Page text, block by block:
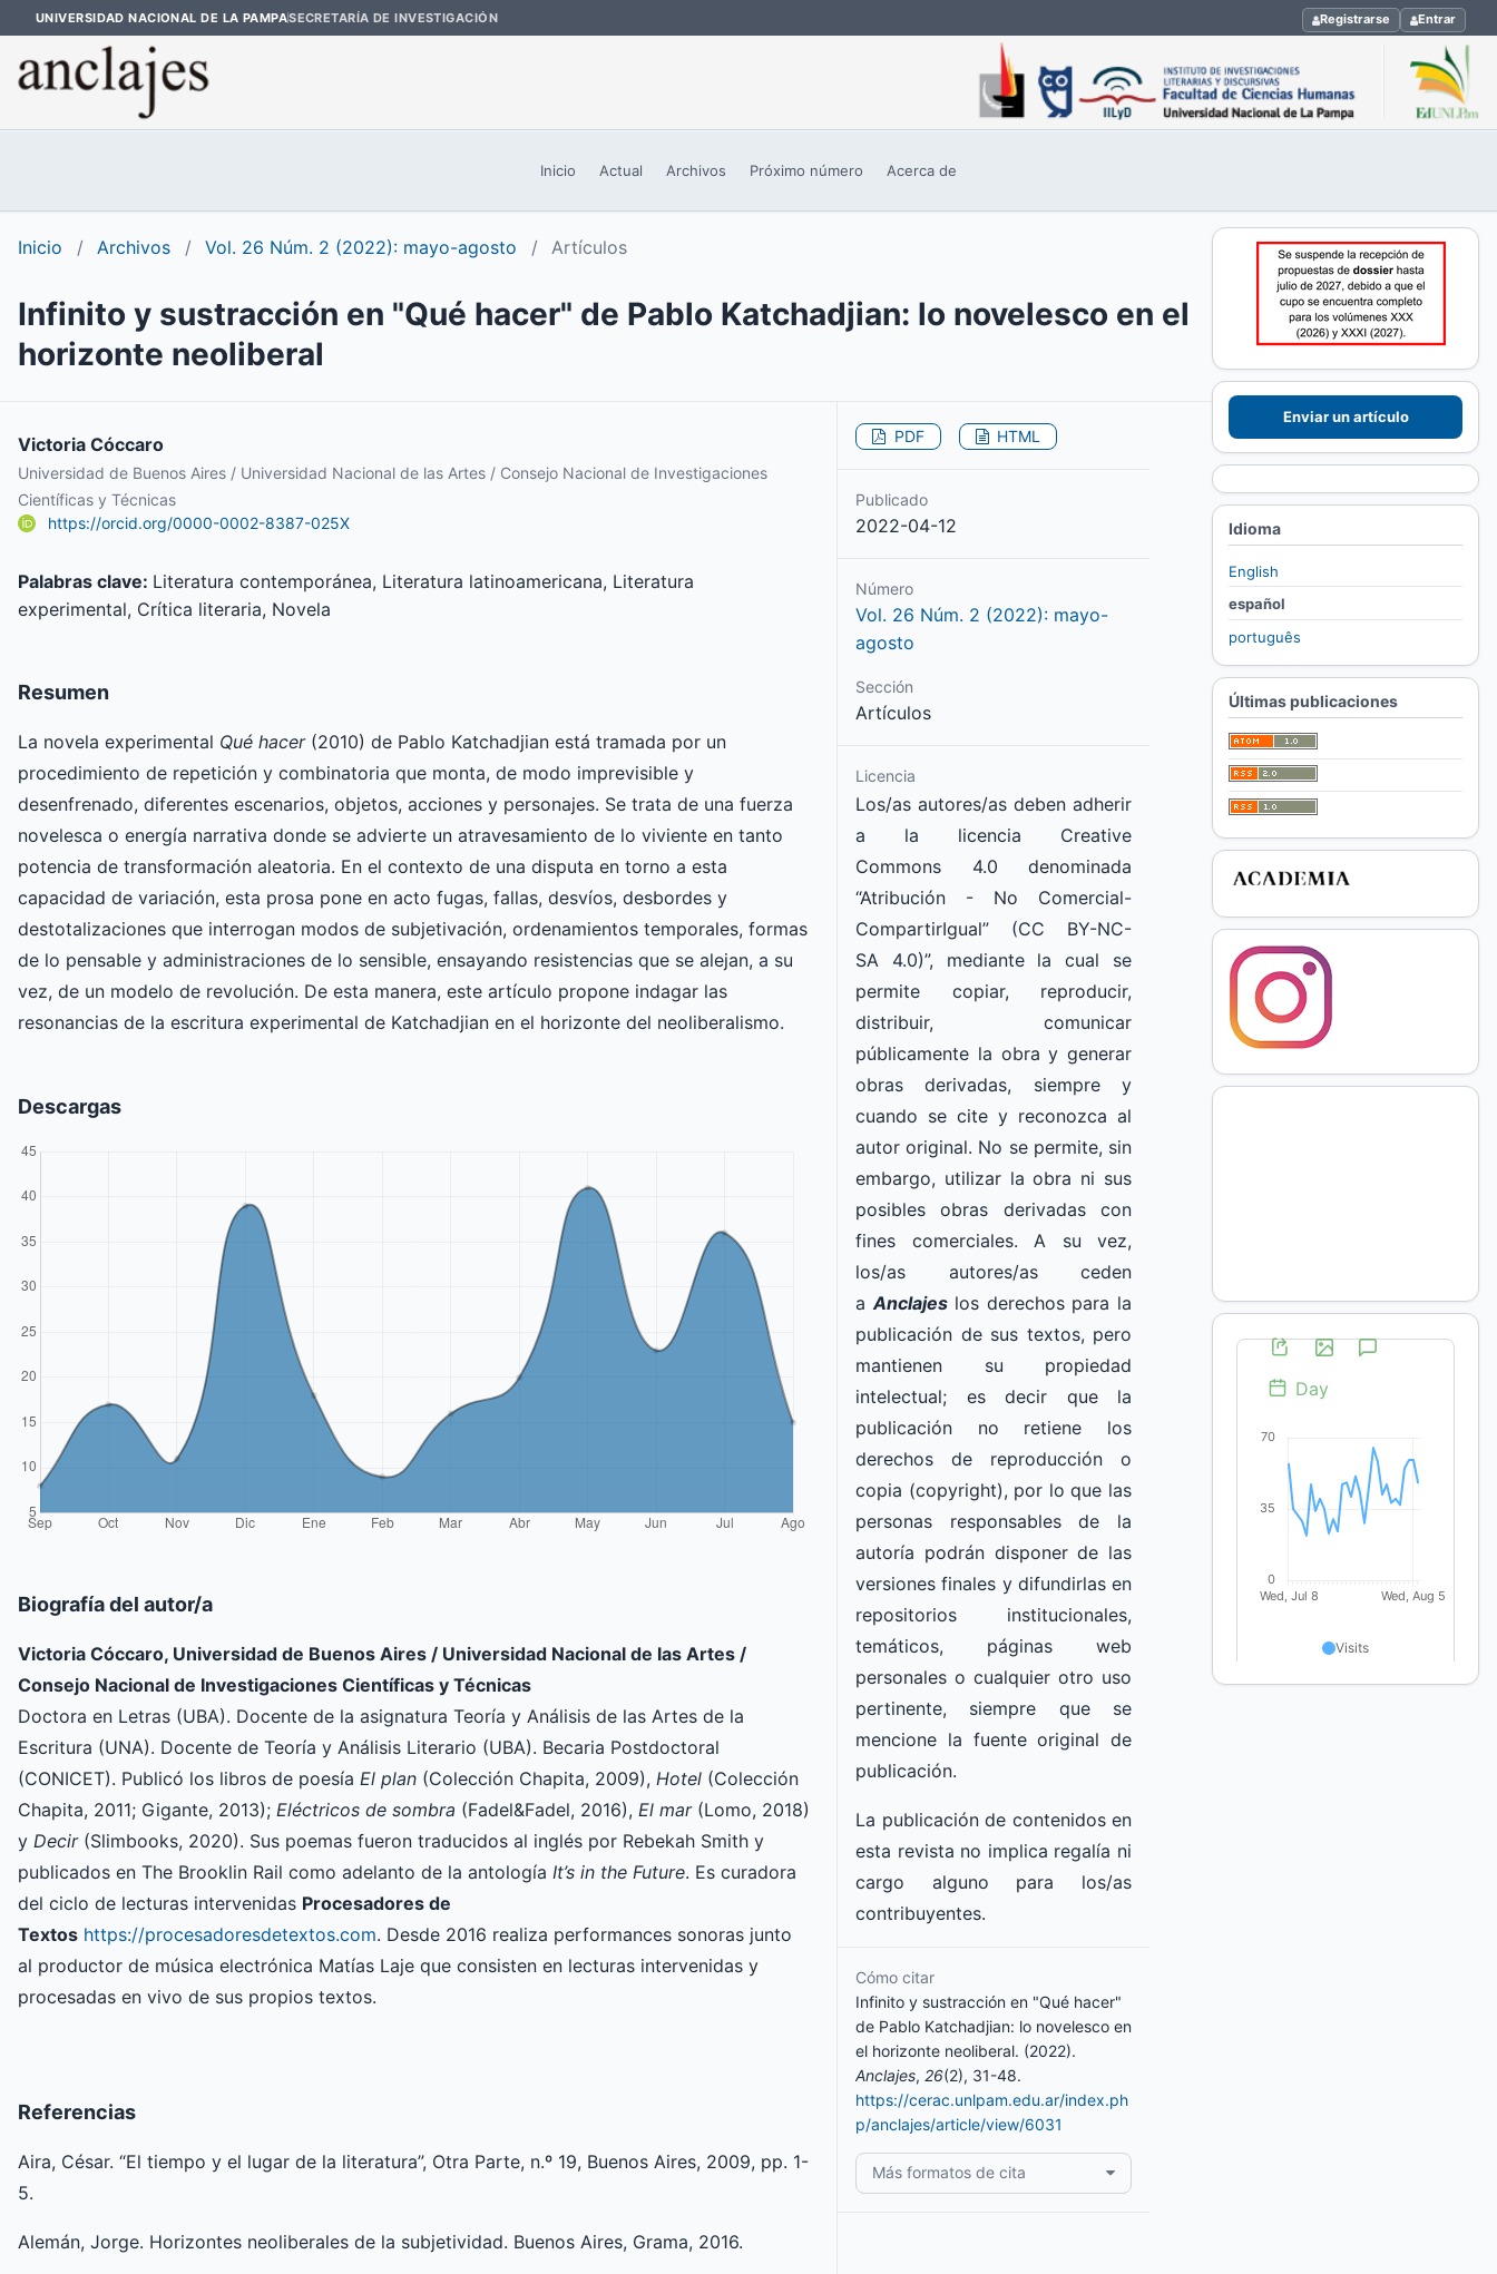
UNIVERSIDAD NACIONAL DE LA PAMPASECRETARÍA DE INVESTIGACIÓN Registrarse Entrar
Inicio Actual Archivos Próximo número Acerca de
Inicio / Archivos / Vol. 26 Núm. 2 (2022): mayo-agosto / Artículos
Infinito y sustracción en "Qué hacer" de Pablo Katchadjian: lo novelesco en el
horizonte neoliberal
Victoria Cóccaro
Universidad de Buenos Aires / Universidad Nacional de las Artes / Consejo Nacional de Investigaciones
Científicas y Técnicas
https://orcid.org/0000-0002-8387-025X
Palabras clave: Literatura contemporánea, Literatura latinoamericana, Literatura
experimental, Crítica literaria, Novela
Resumen
La novela experimental Qué hacer(2010) de Pablo Katchadjian está tramada por un
procedimiento de repetición y combinatoria que monta, de modo imprevisible y
desenfrenado, diferentes escenarios, objetos, acciones y personajes. Se trata de una fuerza
novelesca o energía narrativa donde se advierte un atravesamiento de lo viviente en tanto
potencia de transformación aleatoria. En el contexto de una disputa en torno a esta
capacidad de variación, esta prosa pone en acto fugas, fallas, desvíos, desbordes y
destotalizaciones que interrogan modos de subjetivación, ordenamientos temporales, formas
de lo pensable y administraciones de lo sensible, ensayando resistencias que se alejan, a su
vez, de un modelo de revolución. De esta manera, este artículo propone indagar las
resonancias de la escritura experimental de Katchadjian en el horizonte del neoliberalismo.
Descargas
Biografía del autor/a
Victoria Cóccaro, Universidad de Buenos Aires / Universidad Nacional de las Artes /
Consejo Nacional de Investigaciones Científicas y Técnicas
Doctora en Letras (UBA). Docente de la asignatura Teoría y Análisis de las Artes de la
Escritura (UNA). Docente de Teoría y Análisis Literario (UBA). Becaria Postdoctoral
(CONICET). Publicó los libros de poesía El plan (Colección Chapita, 2009), Hotel (Colección
Chapita, 2011; Gigante, 2013); Eléctricos de sombra (Fadel&Fadel, 2016), El mar(Lomo, 2018)
y Decir(Slimbooks, 2020). Sus poemas fueron traducidos al inglés por Rebekah Smith y
publicados en The Brooklin Rail como adelanto de la antología It’s in the Future. Es curadora
del ciclo de lecturas intervenidas Procesadores de
Textos https://procesadoresdetextos.com. Desde 2016 realiza performances sonoras junto
al productor de música electrónica Matías Laje que consisten en lecturas intervenidas y
procesadas en vivo de sus propios textos.
Referencias
Aira, César. “El tiempo y el lugar de la literatura”, Otra Parte, n.º 19, Buenos Aires, 2009, pp. 1-
5.
Alemán, Jorge. Horizontes neoliberales de la subjetividad. Buenos Aires, Grama, 2016.
PDF HTML
Publicado
2022-04-12
Número
Vol. 26 Núm. 2 (2022): mayo-
agosto
Sección
Artículos
Licencia
Los/as autores/as deben adherir
a la licencia Creative
Commons 4.0 denominada
“Atribución - No Comercial-
CompartirIgual” (CC BY-NC-
SA 4.0)”, mediante la cual se
permite copiar, reproducir,
distribuir, comunicar
públicamente la obra y generar
obras derivadas, siempre y
cuando se cite y reconozca al
autor original. No se permite, sin
embargo, utilizar la obra ni sus
posibles obras derivadas con
fines comerciales. A su vez,
los/as autores/as ceden
a Anclajeslos derechos para la
publicación de sus textos, pero
mantienen su propiedad
intelectual; es decir que la
publicación
no retiene los
derechos de reproducción o
copia (copyright), por lo que las
personas responsables de la
autoría podrán disponer de las
versiones finales y difundirlasen
repositorios institucionales,
temáticos, páginas web
personales o cualquier otro uso
pertinente, siempre que se
mencione la fuente original de
publicación.
La publicación de contenidos en
esta revista no implica regalía ni
cargo alguno para los/as
contribuyentes.
Cómo citar
Infinito y sustracción en "Qué hacer"
de Pablo Katchadjian: lo novelesco en
el horizonte neoliberal. (2022).
Anclajes, 26(2), 31-48.
https://cerac.unlpam.edu.ar/index.ph
p/anclajes/article/view/6031
Más formatos de cita
Enviar un artículo
Idioma
English
español
português
Últimas publicaciones